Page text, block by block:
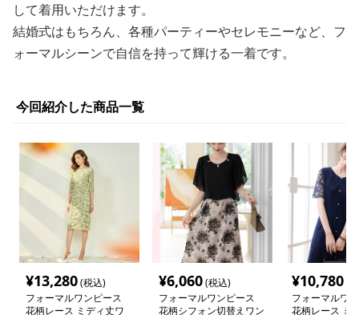
して着用いただけます。
結婚式はもちろん、各種パーティーやセレモニーなど、フ
ォーマルシーンで自信を持って輝ける一着です。
今回紹介した商品一覧
¥13,280(税込)
フォーマルワンピース
花柄レース ミディ丈ワ
¥6,060(税込)
フォーマルワンピース
花柄シフォン切替えワン
¥10,780
フォーマルワ
花柄レース ミ